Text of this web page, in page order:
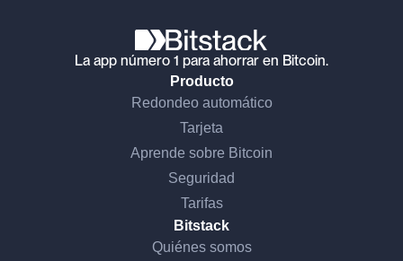
La app número 1 para ahorrar en Bitcoin.
Producto
Redondeo automático
Tarjeta
Aprende sobre Bitcoin
Seguridad
Tarifas
Bitstack
Quiénes somos